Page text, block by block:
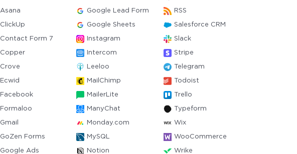
Asana Google Lead Form RSS
ClickUp Google Sheets Salesforce CRM
Contact Form 7 Instagram Slack
Copper Intercom Stripe
Crove Leeloo Telegram
Ecwid MailChimp Todoist
Facebook MailerLite Trello
Formaloo ManyChat Typeform
Gmail Monday.com Wix
GoZen Forms MySQL WooCommerce
Google Ads Notion Wrike